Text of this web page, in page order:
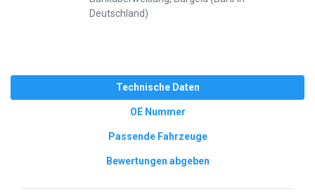
Deutschland)
Technische Daten
OE Nummer
Passende Fahrzeuge
Bewertungen abgeben